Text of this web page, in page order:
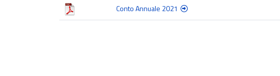
Conto Annuale 2021